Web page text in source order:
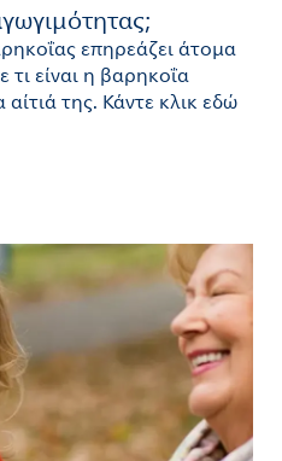
επηρεάζει άτομα
είναι η βαρηκοΐα
της. Κάντε κλικ εδώ